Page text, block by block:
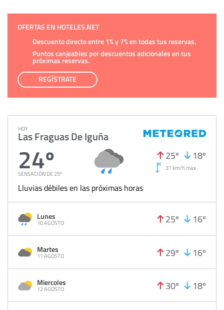
OFERTAS EN HOTELES.NET
Descuento directo entre 1% y 7% en todas tus reservas.
Puntos canjeables por descuentos adicionales en tus
próximas reservas.
REGÍSTRATE
HOY
Las Fraguas De Iguña
24º
SENSACIÓN DE 25º
25º 18º
31 km/h max.
Lluvias débiles en las próximas horas
Lunes
10 AGOSTO 25º 16º
Martes
11 AGOSTO 29º 16º
Miercoles
12 AGOSTO 30º 18º